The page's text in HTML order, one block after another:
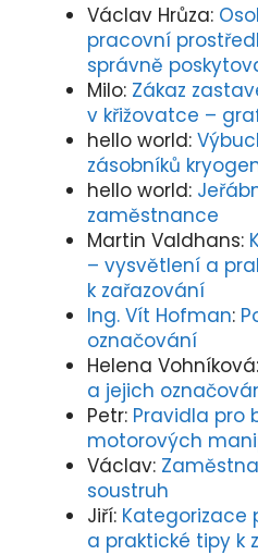
Václav Hrůza:
pracovní
správně
Milo: Zákaz
v křižovatce –
hello world:
zásobníků
hello world:
zaměstnance
Martin Valdhans:
– vysvětlení a
k zařazování
Ing. Vít Hofman:
označování
Helena Vohníková:
a jejich
Petr: Pravidla pro
motorových
Václav:
soustruh
Jiří: Kategorizace
a praktické tipy k